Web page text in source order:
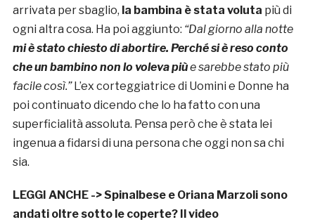
arrivata per sbaglio, la bambina è stata voluta più di
ogni altra cosa. Ha poi aggiunto: “Dal giorno alla notte
mi è stato chiesto di abortire. Perché si è reso conto
che un bambino non lo voleva piùe sarebbe stato più
facile così.”L’ex corteggiatrice di Uomini e Donne ha
poi continuato dicendo che lo ha fatto con una
superficialità assoluta. Pensa però che è stata lei
ingenua a fidarsi di una persona che oggi non sa chi
sia.
LEGGI ANCHE ->Spinalbese e Oriana Marzoli sono
andati oltre sotto le coperte? Il video